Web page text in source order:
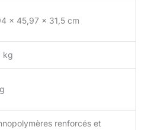
x 45,97 x 31,5 cm
kg
renforcés et